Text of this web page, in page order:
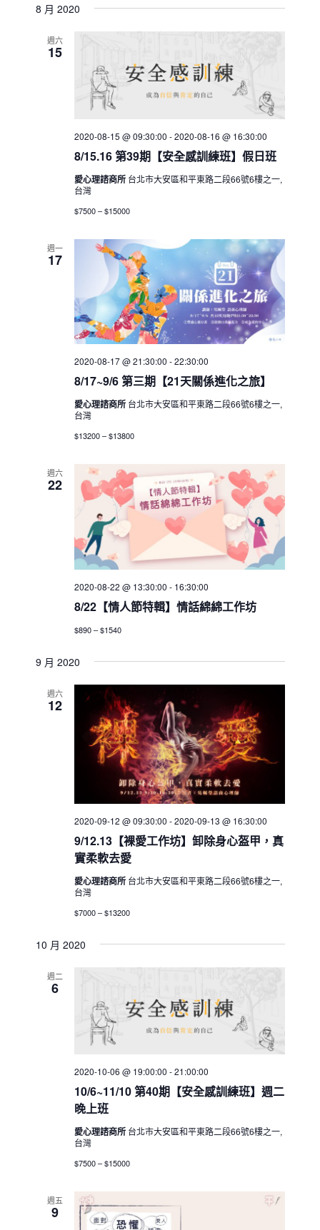
8 月 2020
週六
15
8/15.16 第39期【安全感訓練班】假日班
2020-08-15 @ 09:30:00 -2020-08-16 @ 16:30:00
愛心理諮商所 台北市大安區和平東路二段66號6樓之一,
台灣
$7500 – $15000
週一
17
8/17~9/6 第三期【21天關係進化之旅】
2020-08-17 @ 21:30:00 -22:30:00
愛心理諮商所 台北市大安區和平東路二段66號6樓之一,
台灣
$13200 – $13800
週六
22
8/22【情人節特輯】情話綿綿工作坊
2020-08-22 @ 13:30:00 - 16:30:00
$890 – $1540
9 月 2020
週六
12
9/12.13【裸愛工作坊】卸除身心盔甲，真
實柔軟去愛
2020-09-12 @ 09:30:00 -2020-09-13 @ 16:30:00
愛心理諮商所 台北市大安區和平東路二段66號6樓之一,
台灣
$7000 – $13200
10 月 2020
週二
6
10/6~11/10 第40期【安全感訓練班】週二
晚上班
2020-10-06 @ 19:00:00 -21:00:00
愛心理諮商所 台北市大安區和平東路二段66號6樓之一,
台灣
$7500 – $15000
週五
9